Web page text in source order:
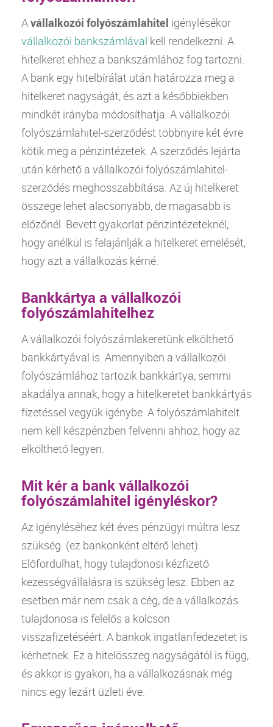
Avállalkozói folyószámlahitel igénylésékor
vállalkozói bankszámlával kell rendelkezni. A
hitelkeret ehhez a bankszámlához fog tartozni.
A bank egy hitelbírálat után határozza meg a
hitelkeret nagyságát, és azt a későbbiekben
mindkét irányba módosíthatja. A vállalkozói
folyószámlahitel-szerződést többnyire két évre
kötik meg a pénzintézetek. A szerződés lejárta
után kérhető a vállalkozói folyószámlahitel-
szerződés meghosszabbítása. Az új hitelkeret
összege lehet alacsonyabb, de magasabb is
előzőnél. Bevett gyakorlat pénzintézeteknél,
hogy anélkül is felajánlják a hitelkeret emelését,
hogy azt a vállalkozás kérné.
Bankkártya a vállalkozói
folyószámlahitelhez
A vállalkozói folyószámlakeretünk elkölthető
bankkártyával is. Amennyiben a vállalkozói
folyószámlához tartozik bankkártya, semmi
akadálya annak, hogy a hitelkeretet bankkártyás
fizetéssel vegyük igénybe. A folyószámlahitelt
nem kell készpénzben felvenni ahhoz, hogy az
elkölthető legyen.
Mit kér a bank vállalkozói
folyószámlahitel igényléskor?
Az igényléséhez két éves pénzügyi múltra lesz
szükség. (ez bankonként eltérő lehet)
Előfordulhat, hogy tulajdonosi kézfizető
kezességvállalásra is szükség lesz. Ebben az
esetben már nem csak a cég, de a vállalkozás
tulajdonosa is felelős a kölcsön
visszafizetéséért. A bankok ingatlanfedezetet is
kérhetnek. Ez a hitelösszeg nagyságától is függ,
és akkor is gyakori, ha a vállalkozásnak még
nincs egy lezárt üzleti éve.